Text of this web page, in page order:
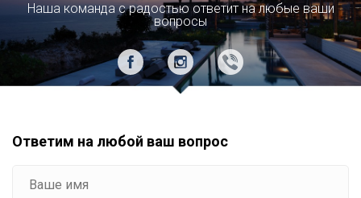
Наша команда с радостью ответит на любые ваши
вопросы
Ответим на любой ваш вопрос